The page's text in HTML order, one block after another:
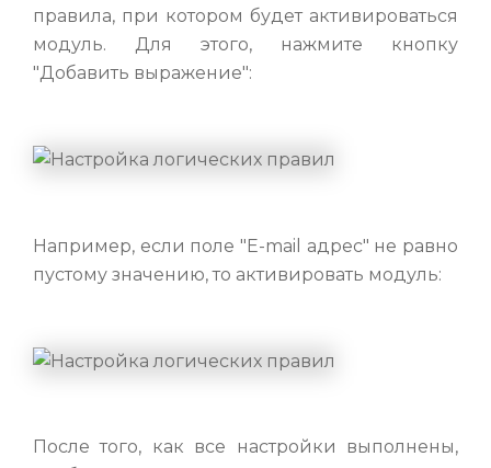
правила, при котором будет активироваться
модуль. Для этого, нажмите кнопку
"Добавить выражение":
Например, если поле "E-mail адрес" не равно
пустому значению, то активировать модуль:
После того, как все настройки выполнены,